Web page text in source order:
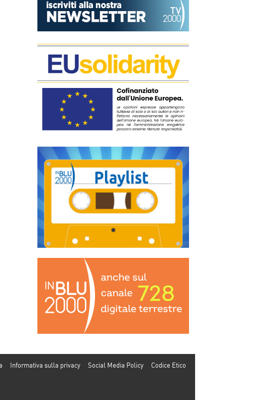
Informativa sulla privacy Social Media Policy Codice Etico